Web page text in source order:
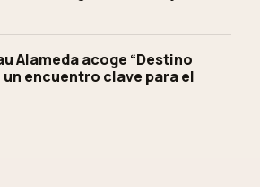
Alameda acoge “Destino
un encuentro clave para el